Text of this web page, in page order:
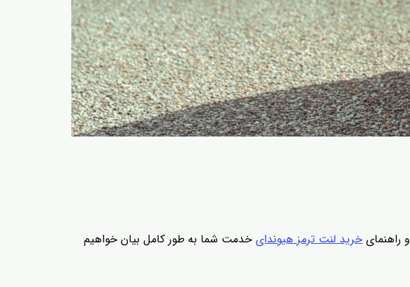
و راهنمای خرید لنت ترمز هیوندای خدمت شما به طور کامل بیان خواهیم